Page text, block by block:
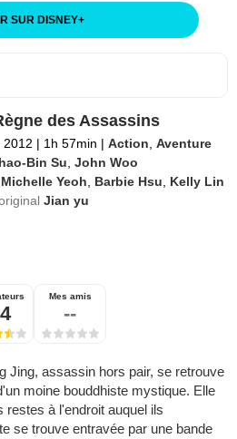
SUR DISNEY+
des Assassins
2012 | 1h 57min | Action ,Aventure
Bin Su ,John Woo
Michelle Yeoh Barbie Hsu
Kelly Lin
Jian yu
Mes amis
--
Jing, assassin hors pair, se retrouve
moine bouddhiste mystique. Elle
restes à l'endroit auquel ils
se trouve entravée par une bande